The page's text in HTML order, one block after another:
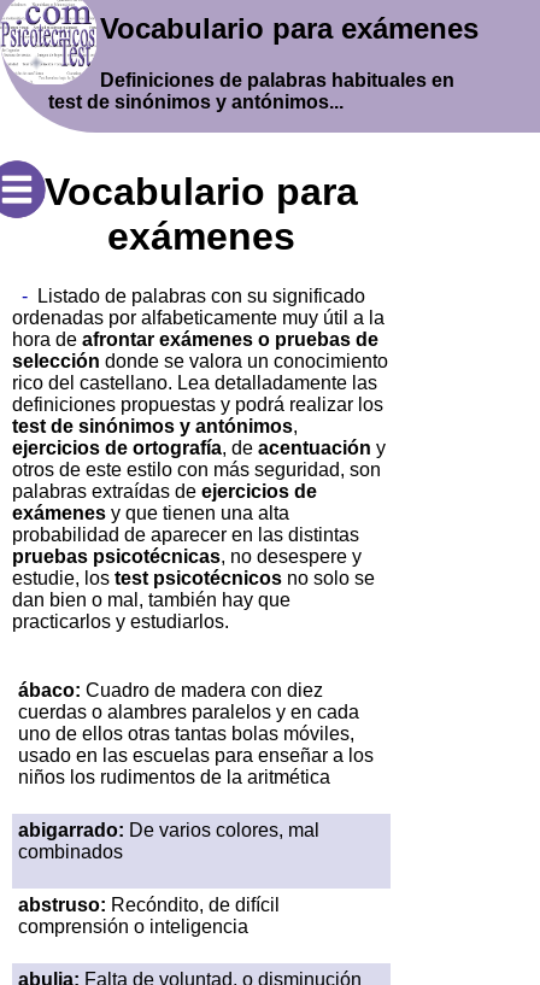
Vocabulario para exámenes
Definiciones de palabras habituales en
test de sinónimos y antónimos...
Vocabulario para
exámenes
-
Listado de palabras con su significado
ordenadas por alfabeticamente muy útil a la
hora de afrontar exámenes o pruebas de
selección donde se valora un conocimiento
rico del castellano. Lea detalladamente las
definiciones propuestas y podrá realizar los
test de sinónimos y antónimos,
ejercicios de ortografía, de acentuación y
otros de este estilo con más seguridad, son
palabras extraídas de ejercicios de
exámenes y que tienen una alta
probabilidad de aparecer en las distintas
pruebas psicotécnicas, no desespere y
estudie, los test psicotécnicos no solo se
dan bien o mal, también hay que
practicarlos y estudiarlos.
ábaco: Cuadro de madera con diez
cuerdas o alambres paralelos y en cada
uno de ellos otras tantas bolas móviles,
usado en las escuelas para enseñar a los
niños los rudimentos de la aritmética
abigarrado: De varios colores, mal
combinados
abstruso: Recóndito, de difícil
comprensión o inteligencia
abulia: Falta de voluntad, o disminución